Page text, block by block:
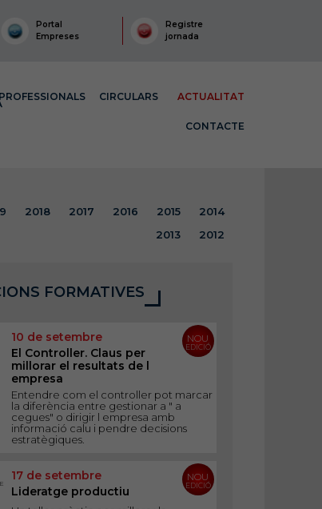
Portal
Empreses
Registre
jornada
PROFESSIONALS CIRCULARS ACTUALITAT
CONTACTE
2018 2017 2016 2015
2014
2013
2012
FORMATIVES
10 de setembre
El Controller. Claus per
millorar el resultats de l
empresa
Entendre com el controller pot marcar
la diferència entre gestionar a " a
cegues" o dirigir l empresa amb
informació calu i pendre decisions
estratègiques.
NOU
EDICIÓ
17 de setembre
Lideratge productiu
NOU
EDICIÓ